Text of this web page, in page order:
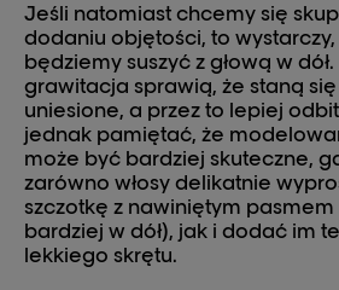
Jeśli natomiast chcemy się
dodaniu objętości, to wystarczy,
będziemy suszyć z głową w
grawitacja sprawią, że staną
uniesione, a przez to lepiej
jednak pamiętać, że
może być bardziej skuteczne,
zarówno włosy delikatnie
szczotkę z nawiniętym
bardziej w dół), jak i dodać im
lekkiego skrętu.